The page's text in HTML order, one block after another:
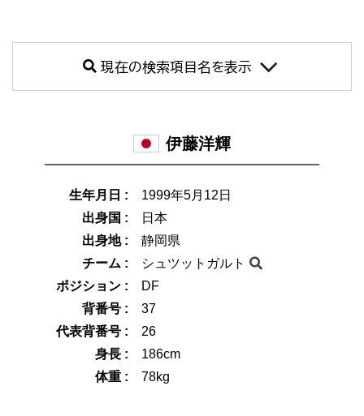
現在の検索項目名を表示
伊藤洋輝
生年月日 :
1999年5月12日
出身国 :
日本
出身地 :
静岡県
チーム :
シュツットガルト
ポジション :
DF
背番号 :
37
代表背番号 :
26
身長 :
186cm
体重 :
78kg